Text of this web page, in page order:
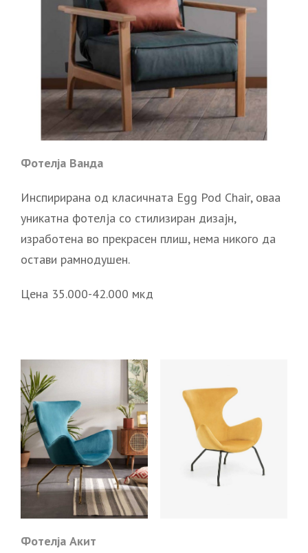
Фотелја Ванда
Инспирирана од класичната Egg Pod Chair, оваа
уникатна фотелја со стилизиран дизајн,
изработена во прекрасен плиш, нема никого да
остави рамнодушен.
Цена 35.000-42.000 мкд
Фотелја Акит